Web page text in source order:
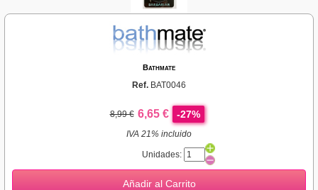
Bathmate
Ref. BAT0046
8,99 € 6,65 € -27%
IVA 21% incluido
Unidades:
Añadir al Carrito